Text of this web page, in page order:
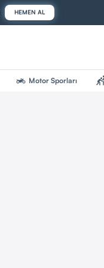
HEMEN AL
two_wheeler Motor Sporları